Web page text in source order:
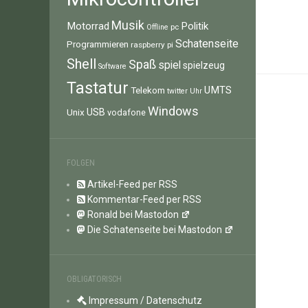
Motorrad Musik Offline pc Politik
Programmieren raspberry pi Schatenseite
Shell Software Spaß spiel spielzeug
Tastatur Telekom twitter Uhr UMTS
Unix USB vodafone Windows
FOLGEN
Artikel-Feed per RSS
Kommentar-Feed per RSS
Ronald bei Mastodon
Die Schatenseite bei Mastodon
OBLIGATORISCH
Impressum / Datenschutz